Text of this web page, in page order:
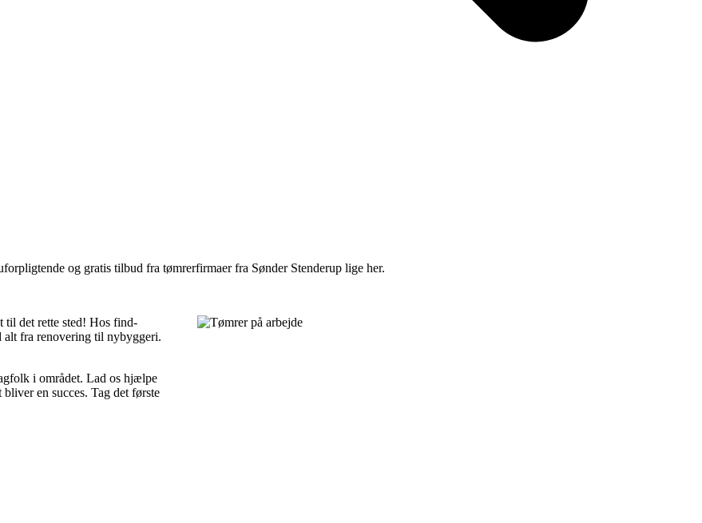
og gratis tilbud fra tømrerfirmaer fra Sønder Stenderup lige her.
til det rette sted! Hos find-
alt fra renovering til nybyggeri.
i området. Lad os hjælpe
en succes. Tag det første